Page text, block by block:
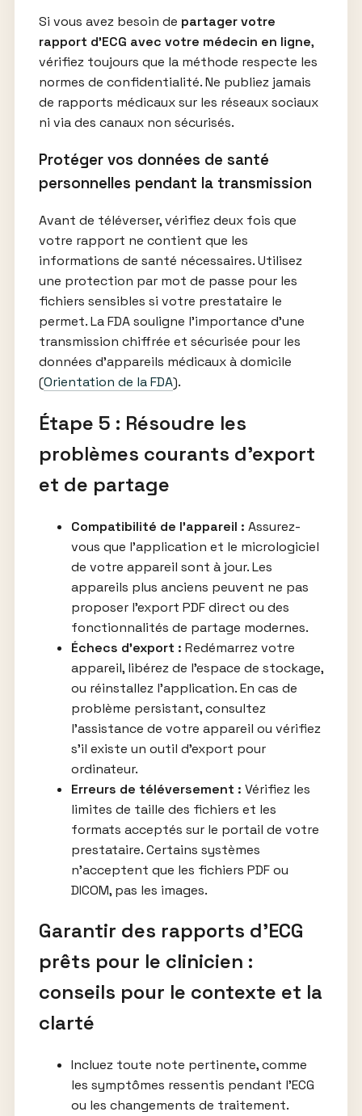
Si vous avez besoin de partager votre
rapport d’ECG avec votre médecin en ligne,
vérifiez toujours que la méthode respecte les
normes de confidentialité. Ne publiez jamais
de rapports médicaux sur les réseaux sociaux
ni via des canaux non sécurisés.
Protéger vos données de santé
personnelles pendant la transmission
Avant de téléverser, vérifiez deux fois que
votre rapport ne contient que les
informations de santé nécessaires. Utilisez
une protection par mot de passe pour les
fichiers sensibles si votre prestataire le
permet. La FDA souligne l’importance d’une
transmission chiffrée et sécurisée pour les
données d’appareils médicaux à domicile
(Orientation de la FDA).
Étape 5 : Résoudre les
problèmes courants d’export
et de partage
Compatibilité de l’appareil : Assurez-
vous que l’application et le micrologiciel
de votre appareil sont à jour. Les
appareils plus anciens peuvent ne pas
proposer l’export PDF direct ou des
fonctionnalités de partage modernes.
Échecs d’export : Redémarrez votre
appareil, libérez de l’espace de stockage,
ou réinstallez l’application. En cas de
problème persistant, consultez
l’assistance de votre appareil ou vérifiez
s’il existe un outil d’export pour
ordinateur.
Erreurs de téléversement : Vérifiez les
limites de taille des fichiers et les
formats acceptés sur le portail de votre
prestataire. Certains systèmes
n’acceptent que les fichiers PDF ou
DICOM, pas les images.
Garantir des rapports d’ECG
prêts pour le clinicien :
conseils pour le contexte et la
clarté
Incluez toute note pertinente, comme
les symptômes ressentis pendant l’ECG
ou les changements de traitement.